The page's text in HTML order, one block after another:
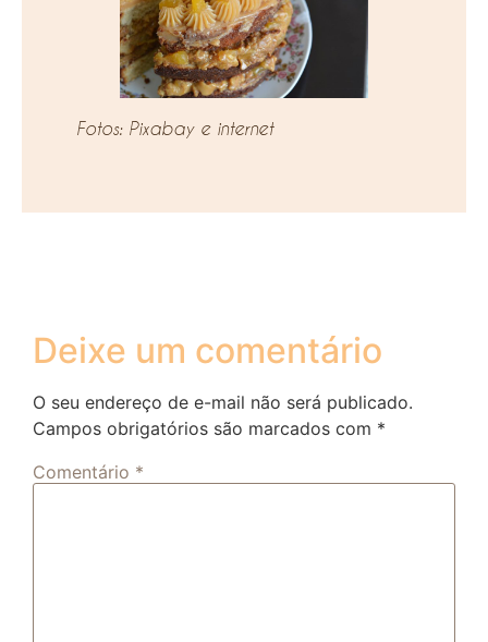
Fotos: Pixabay e internet
Deixe um comentário
O seu endereço de e-mail não será publicado.
Campos obrigatórios são marcados com *
Comentário *